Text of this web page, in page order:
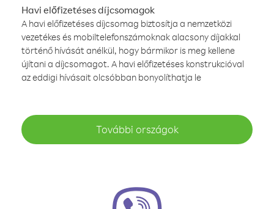
Havi előfizetéses díjcsomagok
A havi előfizetéses díjcsomag biztosítja a nemzetközi
vezetékes és mobiltelefonszámoknak alacsony díjakkal
történő hívását anélkül, hogy bármikor is meg kellene
újítani a díjcsomagot. A havi előfizetéses konstrukcióval
az eddigi hívásait olcsóbban bonyolíthatja le
További országok